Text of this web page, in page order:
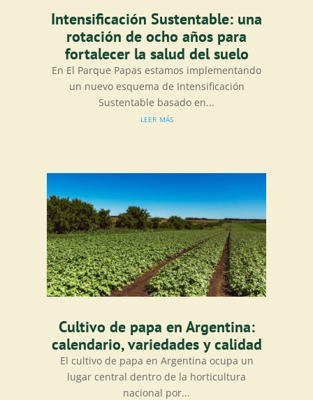
Intensificación Sustentable: una
rotación de ocho años para
fortalecer la salud del suelo
En El Parque Papas estamos implementando
un nuevo esquema de Intensificación
Sustentable basado en...
leer más
Cultivo de papa en Argentina:
calendario, variedades y calidad
El cultivo de papa en Argentina ocupa un
lugar central dentro de la horticultura
nacional por...